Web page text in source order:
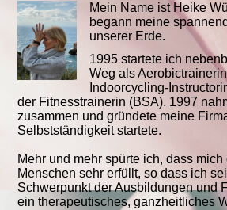
Mein Name ist Heike
begann meine
unserer Erde.
1995 startete ich
Weg als
Indoorcycling-
der Fitnesstrainerin (BSA). 1997
zusammen und gründete meine
Selbstständigkeit startete.
Mehr und mehr spürte ich, dass
Menschen sehr erfüllt, so dass ich
Schwerpunkt der Ausbildungen und
ein therapeutisches, ganzheitliches